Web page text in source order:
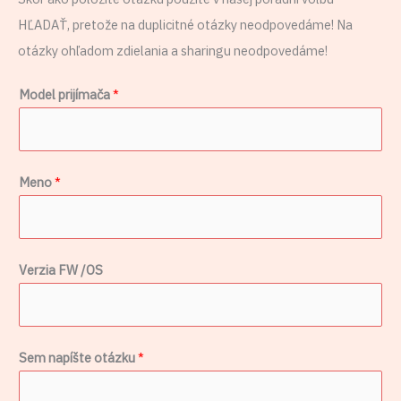
HĽADAŤ, pretože na duplicitné otázky neodpovedáme! Na
otázky ohľadom zdielania a sharingu neodpovedáme!
Model prijímača*
M
o
l
e
m
Meno*
Verzia FW /OS
Sem napíšte otázku*